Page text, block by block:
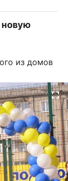
новую
из домов